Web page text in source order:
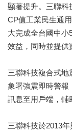
顯著提升。三聯科
CP值工業民生通
大完成全台國中小
效益，同時並提供
三聯科技複合式
象署強震即時警報
訊息至用戶端，輔
三聯科技於2013